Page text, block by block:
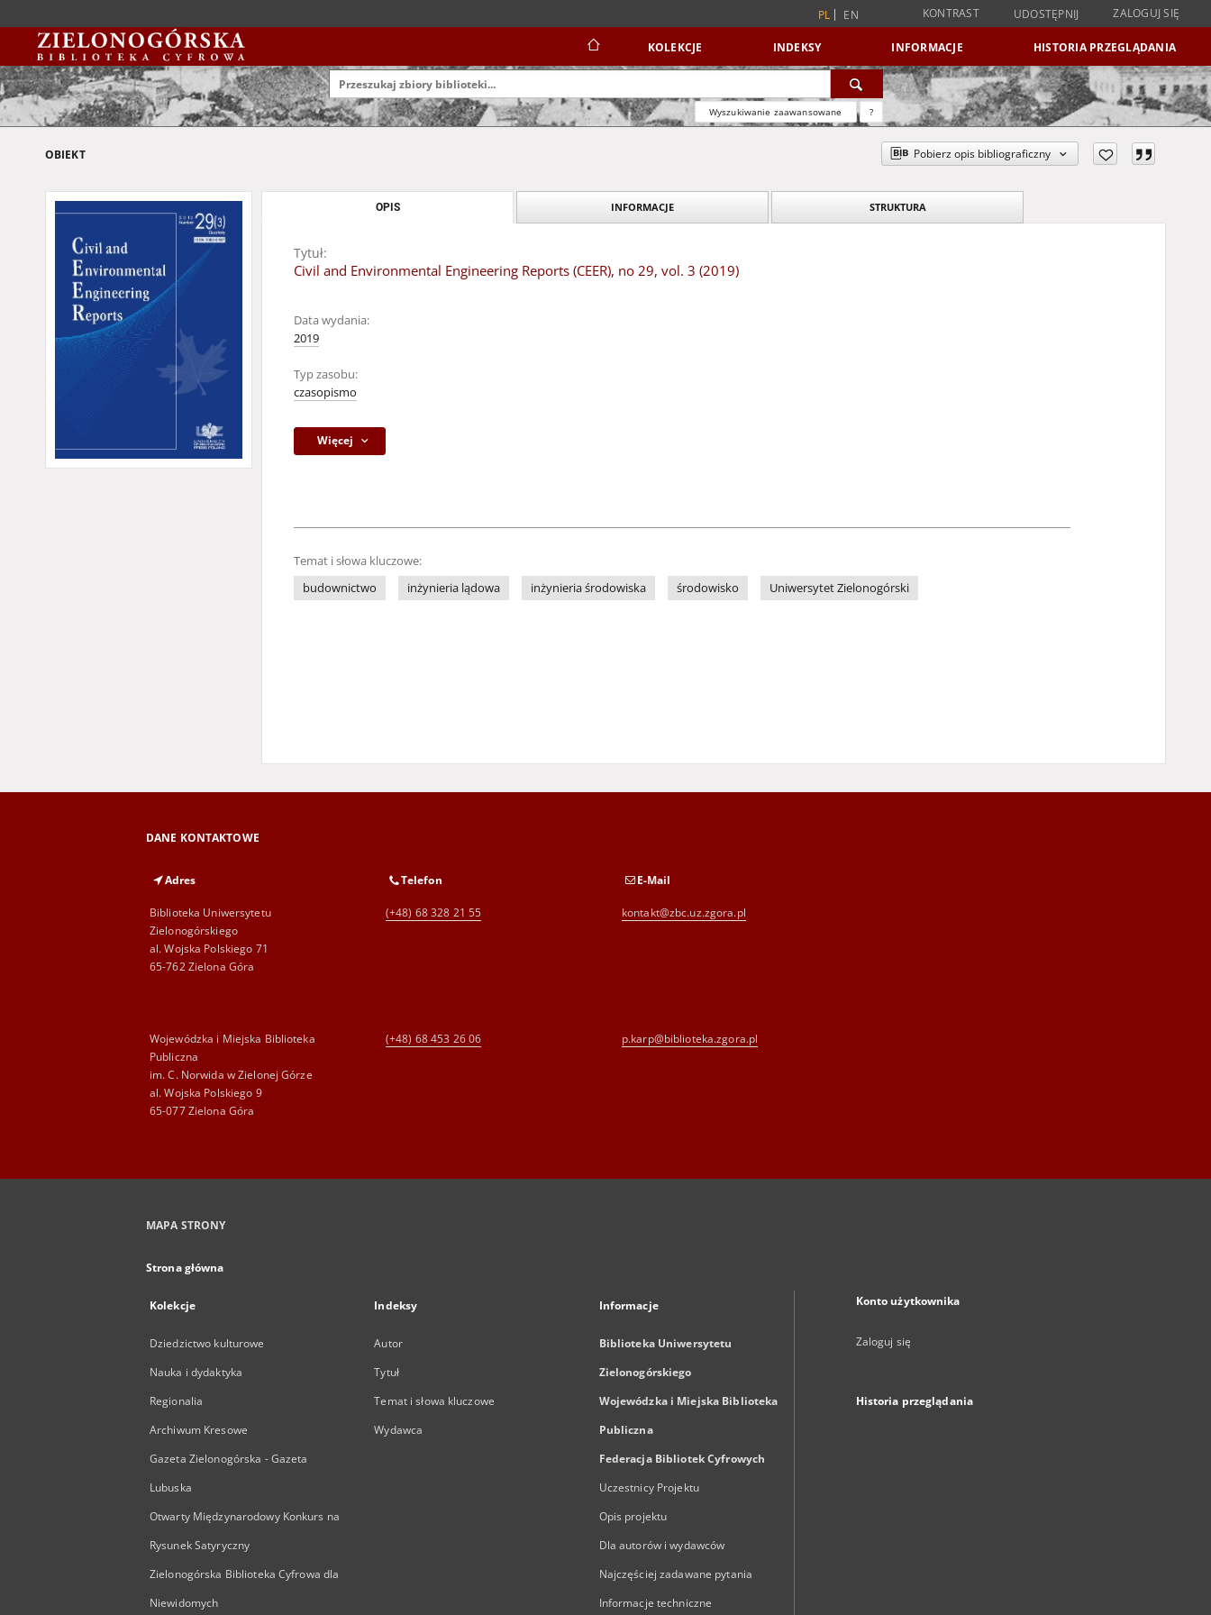
PL EN KONTRAST UDOSTĘPNIJ ZALOGUJ SIĘ
KOLEKCJE INDEKSY INFORMACJE HISTORIA PRZEGLĄDANIA
Wyszukiwanie zaawansowane ?
OBIEKT Pobierz opis bibliograficzny
OPIS INFORMACJE STRUKTURA
Tytuł:
Civil and Environmental Engineering Reports (CEER), no 29, vol. 3 (2019)
Data wydania:
2019
Typ zasobu:
czasopismo
Więcej
Temat i słowa kluczowe:
budownictwo
inżynieria lądowa inżynieria środowiska środowisko Uniwersytet Zielonogórski
DANE KONTAKTOWE
Adres
Biblioteka Uniwersytetu
Zielonogórskiego
al. Wojska Polskiego 71
65-762 Zielona Góra
Telefon
(+48) 68 328 21 55
E-Mail
kontakt@zbc.uz.zgora.pl
Wojewódzka i Miejska Biblioteka
Publiczna
im. C. Norwida w Zielonej Górze
al. Wojska Polskiego 9
65-077 Zielona Góra
(+48) 68 453 26 06 p.karp@biblioteka.zgora.pl
MAPA STRONY
Strona główna
Kolekcje
Dziedzictwo kulturowe
Nauka i dydaktyka
Regionalia
Archiwum Kresowe
Gazeta Zielonogórska - Gazeta
Lubuska
Otwarty Międzynarodowy Konkurs na
Rysunek Satyryczny
Zielonogórska Biblioteka Cyfrowa dla
Niewidomych
Indeksy
Autor
Tytuł
Temat i słowa kluczowe
Wydawca
Informacje
Biblioteka Uniwersytetu
Zielonogórskiego
Wojewódzka i Miejska Biblioteka
Publiczna
Federacja Bibliotek Cyfrowych
Uczestnicy Projektu
Opis projektu
Dla autorów i wydawców
Najczęściej zadawane pytania
Informacje techniczne
Konto użytkownika
Zaloguj się
Historia przeglądania